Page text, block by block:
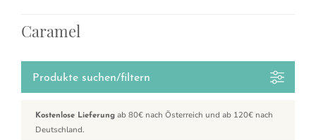
Caramel
Produkte suchen/filtern
Kostenlose Lieferung ab 80€ nach Österreich und ab 120€ nach
Deutschland.